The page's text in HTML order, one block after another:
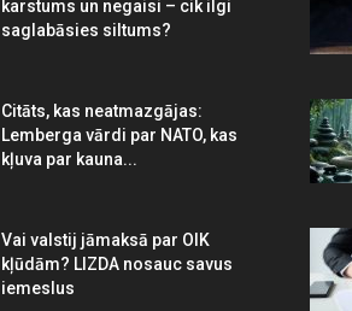
karstums un negaisi – cik ilgi
saglabāsies siltums?
Citāts, kas neatmazgājas:
Lemberga vārdi par NATO, kas
kļuva par kauna...
Vai valstij jāmaksā par OIK
kļūdām? LIZDA nosauc savus
iemeslus